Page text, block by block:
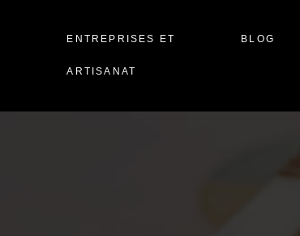
ENTREPRISES ET
ARTISANAT
BLOG